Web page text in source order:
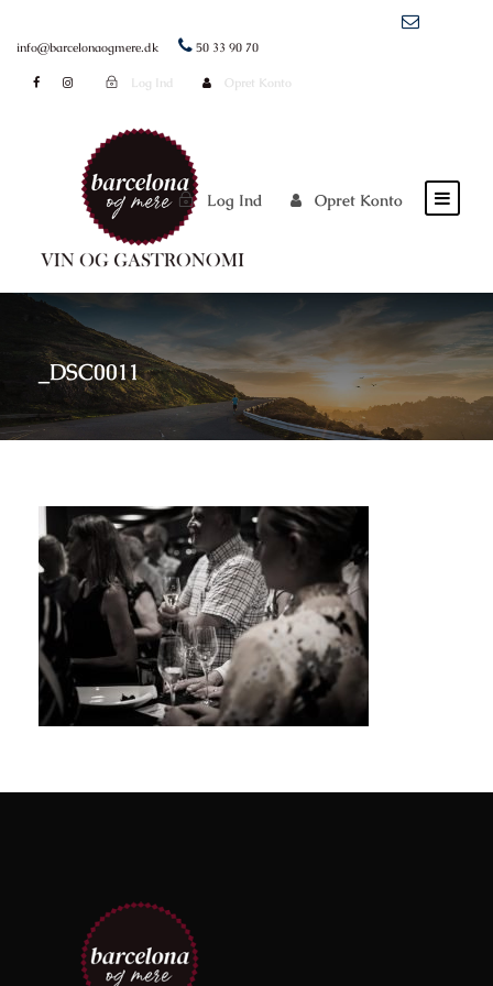
info@barcelonaogmere.dk 50 33 90 70
Log Ind Opret Konto
Log Ind Opret Konto
_DSC0011